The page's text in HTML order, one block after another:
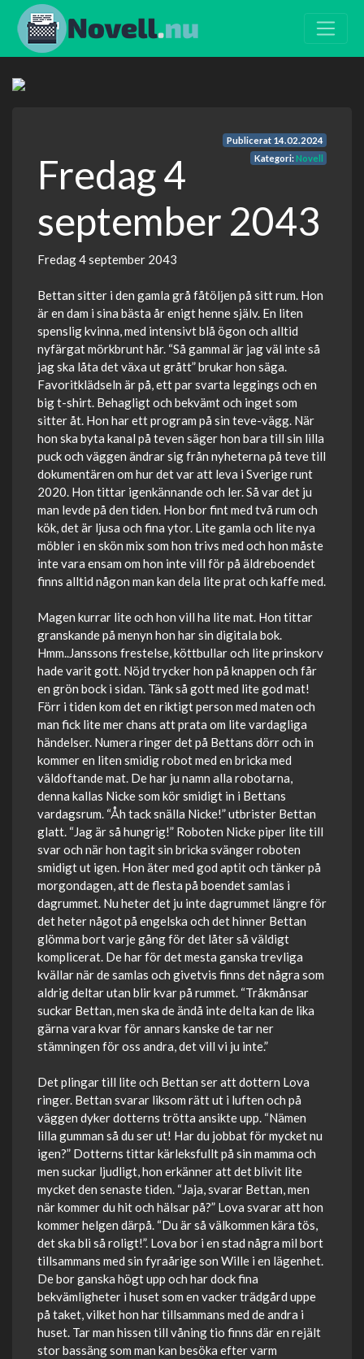
Publicerat 14.02.2024
Kategori:Novell
Fredag 4
september 2043
Fredag 4 september 2043
Bettan sitter i den gamla grå fåtöljen på sitt rum. Hon
är en dam i sina bästa år enigt henne själv. En liten
spenslig kvinna, med intensivt blå ögon och alltid
nyfärgat mörkbrunt hår. “Så gammal är jag väl inte så
jag ska låta det växa ut grått” brukar hon säga.
Favoritklädseln är på, ett par svarta leggings och en
big t-shirt. Behagligt och bekvämt och inget som
sitter åt. Hon har ett program på sin teve-vägg. När
hon ska byta kanal på teven säger hon bara till sin lilla
puck och väggen ändrar sig från nyheterna på teve till
dokumentären om hur det var att leva i Sverige runt
2020. Hon tittar igenkännande och ler. Så var det ju
man levde på den tiden. Hon bor fint med två rum och
kök, det är ljusa och fina ytor. Lite gamla och lite nya
möbler i en skön mix som hon trivs med och hon måste
inte vara ensam om hon inte vill för på äldreboendet
finns alltid någon man kan dela lite prat och kaffe med.
Magen kurrar lite och hon vill ha lite mat. Hon tittar
granskande på menyn hon har sin digitala bok.
Hmm..Janssons frestelse, köttbullar och lite prinskorv
hade varit gott. Nöjd trycker hon på knappen och får
en grön bock i sidan. Tänk så gott med lite god mat!
Förr i tiden kom det en riktigt person med maten och
man fick lite mer chans att prata om lite vardagliga
händelser. Numera ringer det på Bettans dörr och in
kommer en liten smidig robot med en bricka med
väldoftande mat. De har ju namn alla robotarna,
denna kallas Nicke som kör smidigt in i Bettans
vardagsrum. “Åh tack snälla Nicke!” utbrister Bettan
glatt. “Jag är så hungrig!” Roboten Nicke piper lite till
svar och när hon tagit sin bricka svänger roboten
smidigt ut igen. Hon äter med god aptit och tänker på
morgondagen, att de flesta på boendet samlas i
dagrummet. Nu heter det ju inte dagrummet längre för
det heter något på engelska och det hinner Bettan
glömma bort varje gång för det låter så väldigt
komplicerat. De har för det mesta ganska trevliga
kvällar när de samlas och givetvis finns det några som
aldrig deltar utan blir kvar på rummet. “Tråkmånsar
suckar Bettan, men ska de ändå inte delta kan de lika
gärna vara kvar för annars kanske de tar ner
stämningen för oss andra, det vill vi ju inte.”
Det plingar till lite och Bettan ser att dottern Lova
ringer. Bettan svarar liksom rätt ut i luften och på
väggen dyker dotterns trötta ansikte upp. “Nämen
lilla gumman så du ser ut! Har du jobbat för mycket nu
igen?” Dotterns tittar kärleksfullt på sin mamma och
men suckar ljudligt, hon erkänner att det blivit lite
mycket den senaste tiden. “Jaja, svarar Bettan, men
när kommer du hit och hälsar på?” Lova svarar att hon
kommer helgen därpå. “Du är så välkommen kära tös,
det ska bli så roligt!”. Lova bor i en stad några mil bort
tillsammans med sin fyraårige son Wille i en lägenhet.
De bor ganska högt upp och har dock fina
bekvämligheter i huset som en vacker trädgård uppe
på taket, vilket hon har tillsammans med de andra i
huset. Tar man hissen till våning tio finns där en rejält
stor bassäng som man kan besöka efter varm